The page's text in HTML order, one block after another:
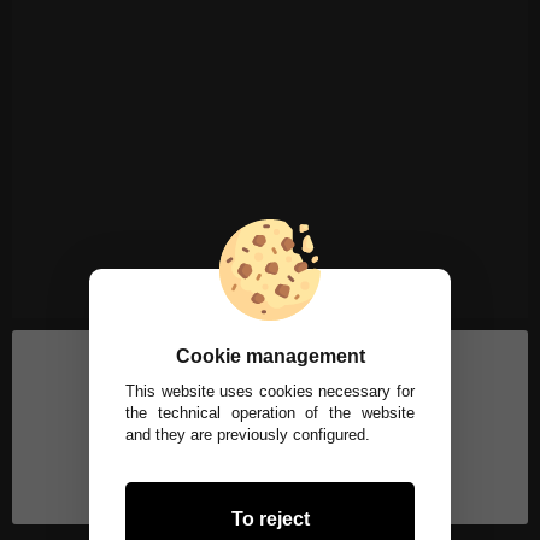
Cookie management
This website uses cookies necessary for
the technical operation of the website
and they are previously configured.
To reject